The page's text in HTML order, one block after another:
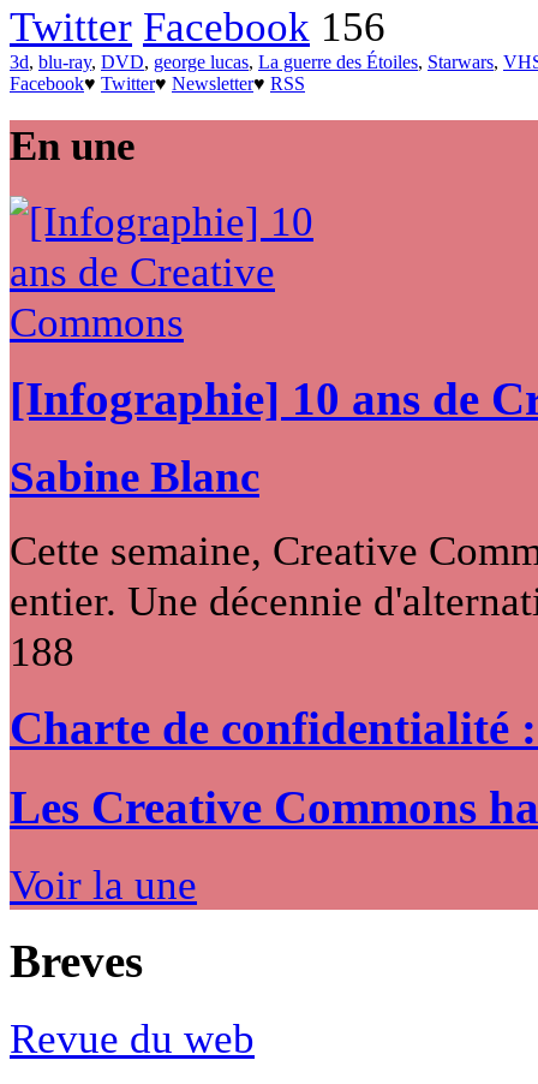
Twitter Facebook 156
3d, blu-ray, DVD, george lucas, La guerre des Étoiles, Starwars,
Facebook♥ Twitter♥ Newsletter♥ RSS
En une
[Infographie] 10 ans de
Sabine Blanc
Cette semaine, Creative
entier. Une décennie
188
Charte de confidentialité
Les Creative Commons
Voir la une
Breves
Revue du web